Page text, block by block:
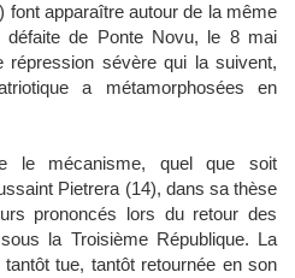
font apparaître autour de la même
défaite de Ponte Novu, le 8 mai
sévère qui la suivent,
a métamorphosées en
le mécanisme, quel que soit
Pietrera (14), dans sa thèse
prononcés lors du retour des
la Troisième République. La
tue, tantôt retournée en son